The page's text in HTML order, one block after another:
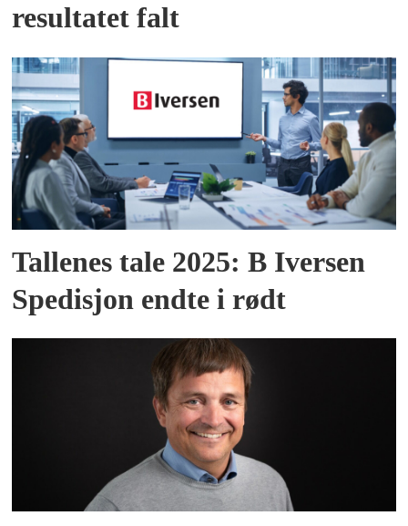
resultatet falt
Tallenes tale 2025: B Iversen
Spedisjon endte i rødt